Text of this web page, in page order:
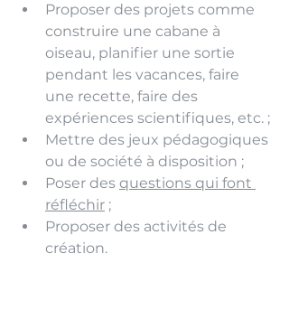
Proposer des projets comme
construire une cabane à
oiseau, planifier une sortie
pendant les vacances, faire
une recette, faire des
expériences scientifiques, etc. ;
Mettre des jeux pédagogiques
ou de société à disposition ;
Poser des questions qui font
réfléchir ;
Proposer des activités de
création.